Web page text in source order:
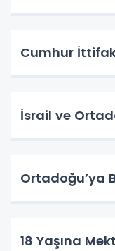
Cumhur
İsrail ve
Ortadoğu’ya
18 Yaşına